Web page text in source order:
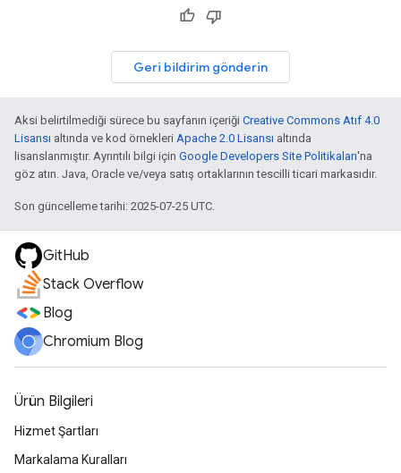
Geri bildirim gönderin
Aksi belirtilmediği sürece bu sayfanın içeriği Creative Commons Atıf 4.0
Lisansı altında ve kod örnekleri Apache 2.0 Lisansı altında
lisanslanmıştır. Ayrıntılı bilgi için Google Developers Site Politikaları'na
göz atın. Java, Oracle ve/veya satış ortaklarının tescilli ticari markasıdır.
Son güncelleme tarihi: 2025-07-25 UTC.
GitHub
Stack Overflow
Blog
Chromium Blog
Ürün Bilgileri
Hizmet Şartları
Markalama Kuralları